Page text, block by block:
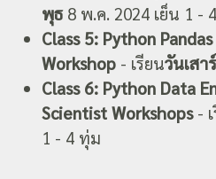
พุธ8 พ.ค. 2024 เย็น 1 -
Class 5: Python
Workshop - เรียนวันเสาร์
Class 6: Python Data
Scientist Workshops-
1 - 4 ทุ่ม